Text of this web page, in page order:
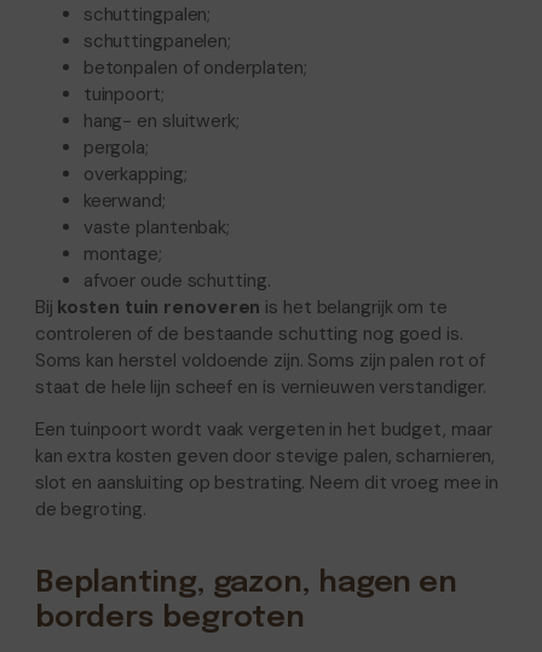
schuttingpalen;
schuttingpanelen;
betonpalen of onderplaten;
tuinpoort;
hang- en sluitwerk;
pergola;
overkapping;
keerwand;
vaste plantenbak;
montage;
afvoer oude schutting.
Bij kosten tuin renoveren is het belangrijk om te
controleren of de bestaande schutting nog goed is.
Soms kan herstel voldoende zijn. Soms zijn palen rot of
staat de hele lijn scheef en is vernieuwen verstandiger.
Een tuinpoort wordt vaak vergeten in het budget, maar
kan extra kosten geven door stevige palen, scharnieren,
slot en aansluiting op bestrating. Neem dit vroeg mee in
de begroting.
Beplanting, gazon, hagen en
borders begroten